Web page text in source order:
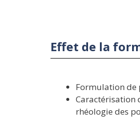
Effet de la
Formulation de
Caractérisation
rhéologie des